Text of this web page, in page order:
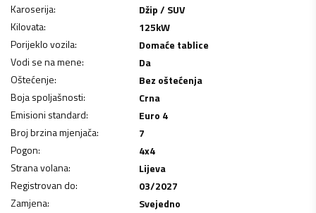
Karoserija:
Džip / SUV
Kilovata: 125kW
Porijeklo vozila:
Domaće tablice
Vodi se na mene:
Da
Oštećenje:
Bez oštećenja
Boja spoljašnosti:
Crna
Emisioni standard:
Euro 4
Broj brzina mjenjača:
7
Pogon:
4x4
Strana volana:
Lijeva
Registrovan do:
03/2027
Zamjena: Svejedno